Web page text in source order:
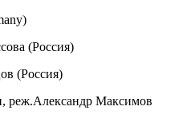
(Россия)
(Россия)
реж.Александр Максимов